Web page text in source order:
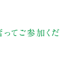
ってご参加くだ